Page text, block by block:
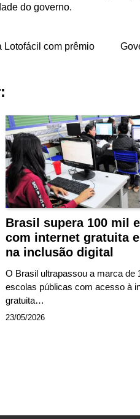
do governo.
Lotofácil com prêmio
Brasil supera 100 mil
com internet gratuita
na inclusão digital
O Brasil ultrapassou a marca de
escolas públicas com acesso à
gratuita…
23/05/2026